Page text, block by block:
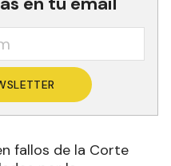
fallos de la Corte